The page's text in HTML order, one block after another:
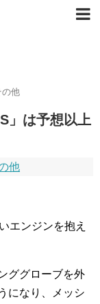
の他
」は予想以上
他
エンジンを抱え
ググローブを外
になり、メッシ